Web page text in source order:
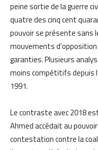
peine sortie de la guerre
quatre des cinq cent
pouvoir se présente sans
mouvements
garanties. Plusieurs
moins compétitifs depuis
1991.
Le contraste avec 2018
Ahmed accédait au
contestation contre la